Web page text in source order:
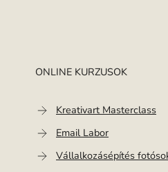
ONLINE KURZUSOK
Kreativart Masterclass
Email Labor
Vállalkozásépítés